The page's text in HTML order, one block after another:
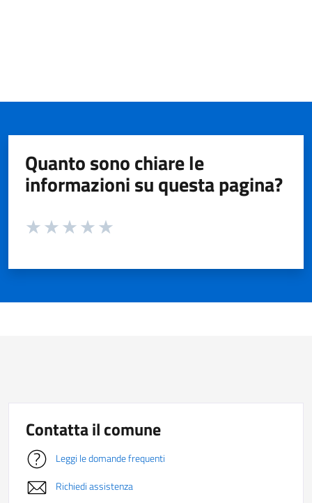
Quanto sono chiare le
informazioni su questa pagina?
Valuta da 1 a 5 stelle la pagina
Contatta il comune
Leggi le domande frequenti
Richiedi assistenza